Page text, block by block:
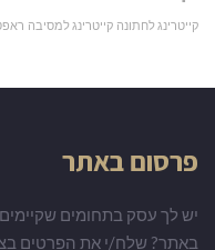
קייטרינג לחתונה קייטרינג למסיבה
פרסום באתר
יש לך עסק בתחומים
באתר? שלח/י את הפרטים